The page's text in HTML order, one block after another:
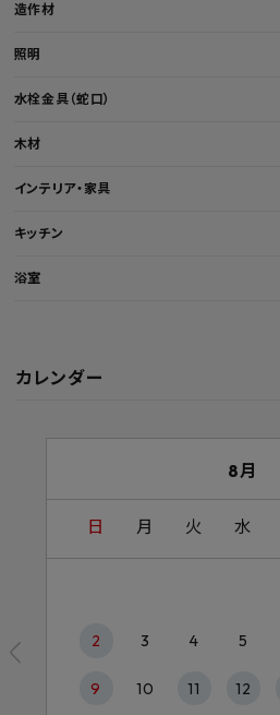
造作材
照明
水栓金具（蛇口）
木材
インテリア・家具
キッチン
浴室
カレンダー
8月
日 月 火 水
2 3 4 5
9 10 11 12